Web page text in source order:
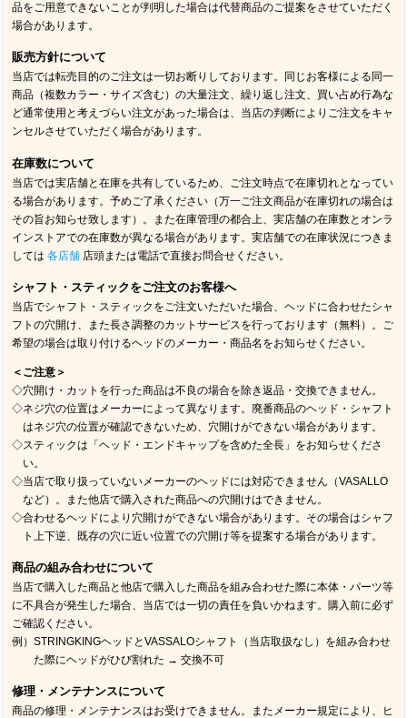
品をご用意できないことが判明した場合は代替商品のご提案をさせていただく
場合があります。
販売方針について
当店では転売目的のご注文は一切お断りしております。同じお客様による同一
商品（複数カラー・サイズ含む）の大量注文、繰り返し注文、買い占め行為な
ど通常使用と考えづらい注文があった場合は、当店の判断によりご注文をキャ
ンセルさせていただく場合があります。
在庫数について
当店では実店舗と在庫を共有しているため、ご注文時点で在庫切れとなってい
る場合があります。予めご了承ください（万一ご注文商品が在庫切れの場合は
その旨お知らせ致します）。また在庫管理の都合上、実店舗の在庫数とオンラ
インストアでの在庫数が異なる場合があります。実店舗での在庫状況につきま
しては各店舗 店頭または電話で直接お問合せください。
シャフト・スティックをご注文のお客様へ
当店でシャフト・スティックをご注文いただいた場合、ヘッドに合わせたシャ
フトの穴開け、また長さ調整のカットサービスを行っております（無料）。ご
希望の場合は取り付けるヘッドのメーカー・商品名をお知らせください。
＜ご注意＞
◇穴開け・カットを行った商品は不良の場合を除き返品・交換できません。
◇ネジ穴の位置はメーカーによって異なります。廃番商品のヘッド・シャフト
はネジ穴の位置が確認できないため、穴開けができない場合があります。
◇スティックは「ヘッド・エンドキャップを含めた全長」をお知らせくださ
い。
◇当店で取り扱っていないメーカーのヘッドには対応できません（VASALLO
など）。また他店で購入された商品への穴開けはできません。
◇合わせるヘッドにより穴開けができない場合があります。その場合はシャフ
ト上下逆、既存の穴に近い位置での穴開け等を提案する場合があります。
商品の組み合わせについて
当店で購入した商品と他店で購入した商品を組み合わせた際に本体・パーツ等
に不具合が発生した場合、当店では一切の責任を負いかねます。購入前に必ず
ご確認ください。
例）STRINGKINGヘッドとVASSALOシャフト（当店取扱なし）を組み合わせ
た際にヘッドがひび割れた → 交換不可
修理・メンテナンスについて
商品の修理・メンテナンスはお受けできません。またメーカー規定により、ヒ